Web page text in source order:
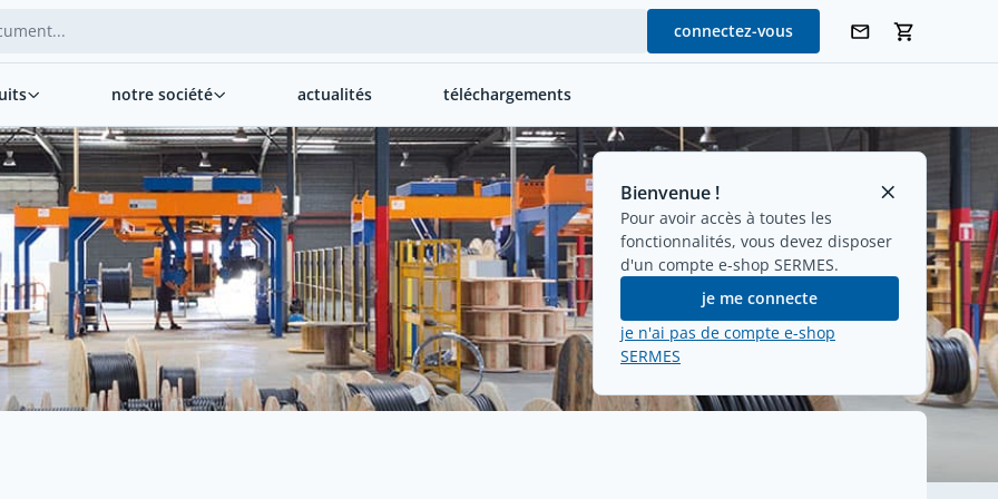
connectez-vous
Bienvenue !
Pour avoir accès à toutes les
fonctionnalités, vous devez disposer
d'un compte e-shop SERMES.
je me connecte
je n'ai pas de compte e-shop
SERMES
notre société actualités téléchargements